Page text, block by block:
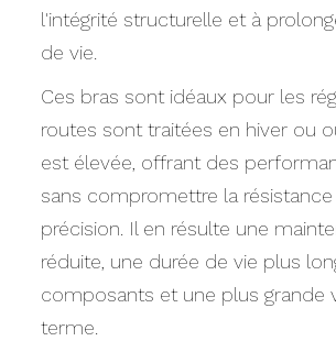
l'intégrité structurelle et à
de vie.
Ces bras sont idéaux pour les
routes sont traitées en hiver ou
est élevée, offrant des
sans compromettre la résistance
précision. Il en résulte une
réduite, une durée de vie plus
composants et une plus grande
terme.